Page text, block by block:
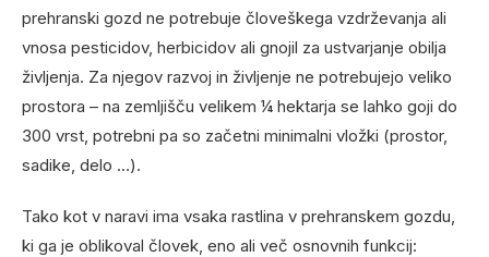
prehranski gozd ne potrebuje človeškega vzdrževanja ali
vnosa ​​pesticidov, herbicidov ali gnojil za ustvarjanje obilja
življenja. Za njegov razvoj in življenje ne potrebujejo veliko
prostora – na zemljišču velikem ¼ hektarja se lahko goji do
300 vrst, potrebni pa so začetni minimalni vložki (prostor,
sadike, delo …).
Tako kot v naravi ima vsaka rastlina v prehranskem gozdu,
ki ga je oblikoval človek, eno ali več osnovnih funkcij: